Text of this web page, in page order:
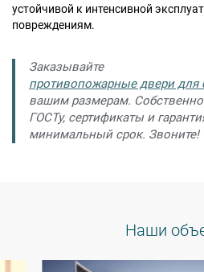
устойчивой к интенсивной
повреждениям.
Заказывайте
противопожарные двери для
вашим размерам.
ГОСТу, сертификаты и
минимальный срок. Звоните!
Наши